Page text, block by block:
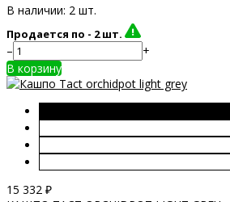
В наличии: 2 шт.
Продается по - 2 шт.
–
+
В корзину
15 332 ₽